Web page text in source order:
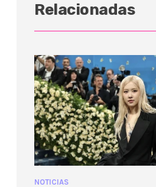
Relacionadas
NOTICIAS